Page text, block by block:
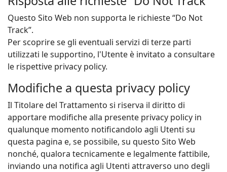
Questo Sito Web non supporta le richieste “Do Not
Track”.
Per scoprire se gli eventuali servizi di terze parti
utilizzati le supportino, l'Utente è invitato a consultare
le rispettive privacy policy.
Modifiche a questa privacy policy
Il Titolare del Trattamento si riserva il diritto di
apportare modifiche alla presente privacy policy in
qualunque momento notificandolo agli Utenti su
questa pagina e, se possibile, su questo Sito Web
nonché, qualora tecnicamente e legalmente fattibile,
inviando una notifica agli Utenti attraverso uno degli